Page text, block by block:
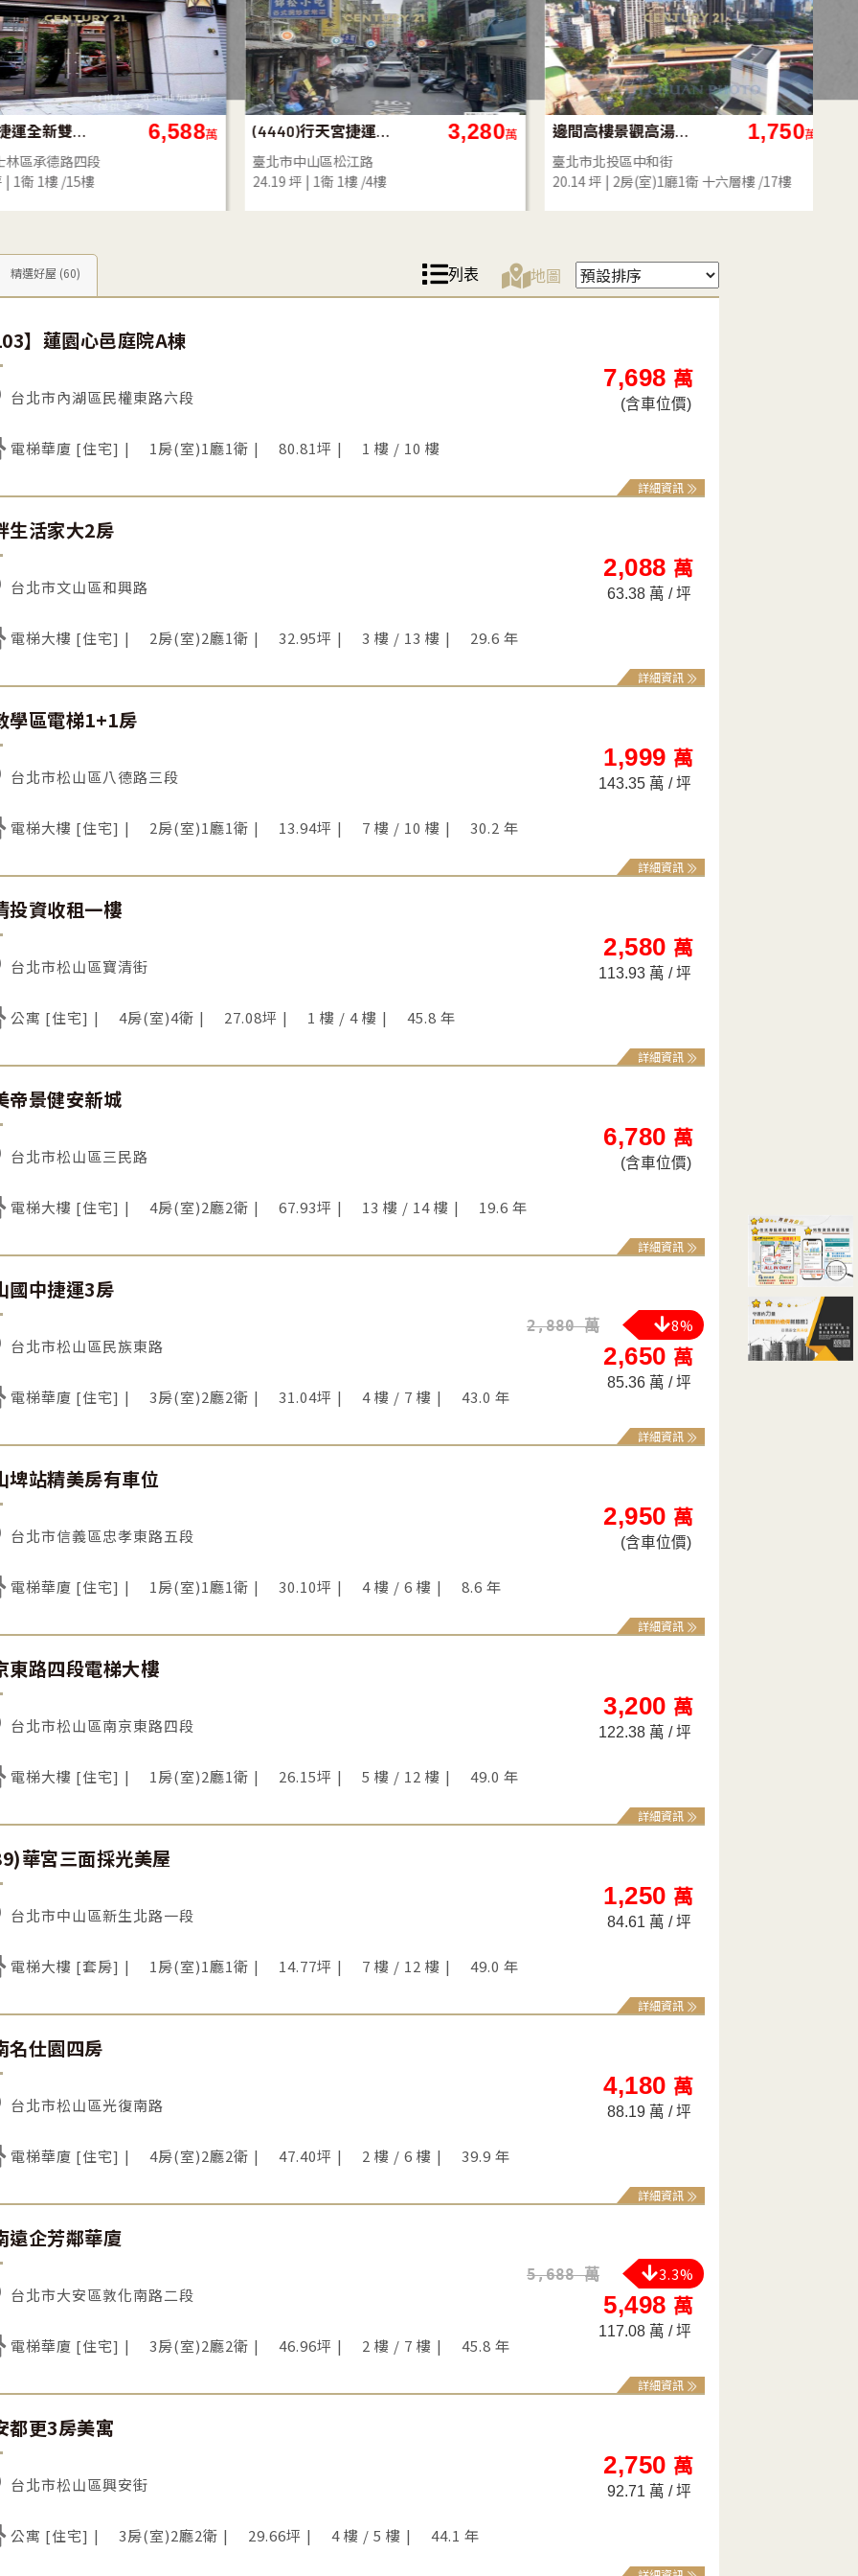
6,588萬
W002.捷運全新雙層黃金店面
承德路四段
1樓 /15樓
3,280萬
(4440)行天宮捷運站熱鬧金店面
臺北市中山區松江路
24.19 坪 1衛1樓 /4樓
1,750萬
邊間高樓景觀高湯屋1+1房
臺北市北投區中和街
20.14 坪 2房(室)1廳1衛十六層樓 /17樓
精選好屋 (60) 列表 地圖
】蓮園心邑庭院A棟
台北市內湖區民權東路六段
電梯華廈 [住宅] 1房(室)1廳1衛 80.81坪 1 樓 / 10 樓
7,698 萬
(含車位價)
詳細資訊
生活家大2房
台北市文山區和興路
電梯大樓 [住宅] 2房(室)2廳1衛 32.95坪 3 樓 / 13 樓 29.6 年
2,088 萬
63.38 萬 / 坪
詳細資訊
學區電梯1+1房
台北市松山區八德路三段
電梯大樓 [住宅] 2房(室)1廳1衛 13.94坪 7 樓 / 10 樓 30.2 年
1,999 萬
143.35 萬 / 坪
詳細資訊
投資收租一樓
台北市松山區寶清街
公寓 [住宅] 4房(室)4衛 27.08坪 1 樓 / 4 樓 45.8 年
2,580 萬
113.93 萬 / 坪
詳細資訊
帝景健安新城
台北市松山區三民路
電梯大樓 [住宅] 4房(室)2廳2衛 67.93坪 13 樓 / 14 樓 19.6 年
6,780 萬
(含車位價)
詳細資訊
國中捷運3房
台北市松山區民族東路
電梯華廈 [住宅] 3房(室)2廳2衛 31.04坪 4 樓 / 7 樓 43.0 年
2,880 萬 8%
2,650 萬
85.36 萬 / 坪
詳細資訊
埤站精美房有車位
台北市信義區忠孝東路五段
電梯華廈 [住宅] 1房(室)1廳1衛 30.10坪 4 樓 / 6 樓 8.6 年
2,950 萬
(含車位價)
詳細資訊
東路四段電梯大樓
台北市松山區南京東路四段
電梯大樓 [住宅] 1房(室)2廳1衛 26.15坪 5 樓 / 12 樓 49.0 年
3,200 萬
122.38 萬 / 坪
詳細資訊
華宮三面採光美屋
台北市中山區新生北路一段
電梯大樓 [套房] 1房(室)1廳1衛 14.77坪 7 樓 / 12 樓 49.0 年
1,250 萬
84.61 萬 / 坪
詳細資訊
名仕園四房
台北市松山區光復南路
電梯華廈 [住宅] 4房(室)2廳2衛 47.40坪 2 樓 / 6 樓 39.9 年
4,180 萬
88.19 萬 / 坪
詳細資訊
遠企芳鄰華廈
台北市大安區敦化南路二段
電梯華廈 [住宅] 3房(室)2廳2衛 46.96坪 2 樓 / 7 樓 45.8 年
5,688 萬 3.3%
5,498 萬
117.08 萬 / 坪
詳細資訊
都更3房美寓
台北市松山區興安街
公寓 [住宅] 3房(室)2廳2衛 29.66坪 4 樓 / 5 樓 44.1 年
2,750 萬
92.71 萬 / 坪